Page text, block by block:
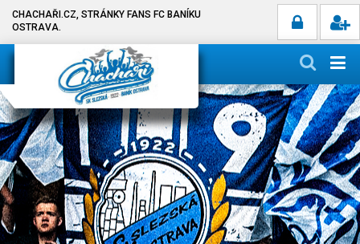
CHACHAŘI.CZ, STRÁNKY FANS FC BANÍKU
OSTRAVA.